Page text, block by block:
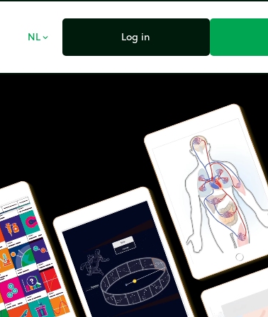
NL expand_more Log in